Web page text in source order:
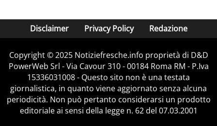
Disclaimer Privacy Policy Redazione
Copyright © 2025 Notiziefresche.info proprietà di D&D
PowerWeb Srl - Via Cavour 310 - 00184 Roma RM - P.Iva
15336031008 - Questo sito non è una testata
giornalistica, in quanto viene aggiornato senza alcuna
periodicità. Non può pertanto considerarsi un prodotto
editoriale ai sensi della legge n. 62 del 07.03.2001